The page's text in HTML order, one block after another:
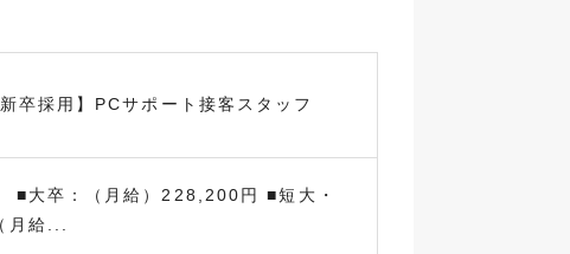
卒採用】PCサポート接客スタッフ
■大卒：（月給）228,200円 ■短大・
月給...